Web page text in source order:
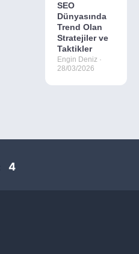
SEO
Dünyasında
Trend Olan
Stratejiler ve
Taktikler
Engin Deniz
28/03/2026
4